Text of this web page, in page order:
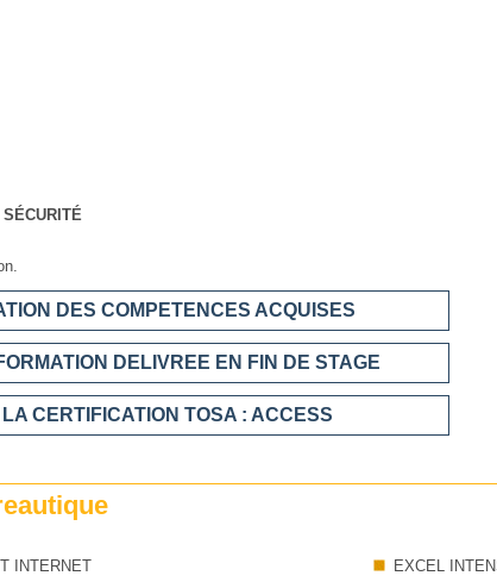
DES COMPETENCES ACQUISES
DELIVREE EN FIN DE STAGE
CERTIFICATION TOSA : ACCESS
INTERNET
EXCEL